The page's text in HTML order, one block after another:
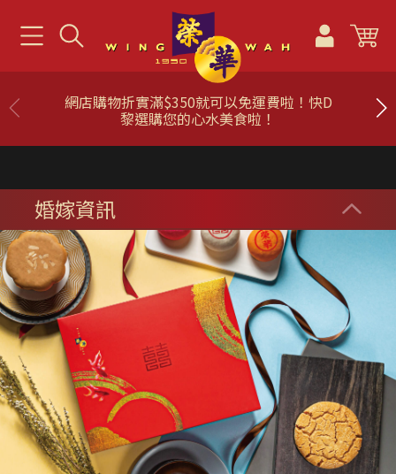
網店購物折實滿$350就可以免運費啦！快D
黎選購您的心水美食啦！
婚嫁資訊